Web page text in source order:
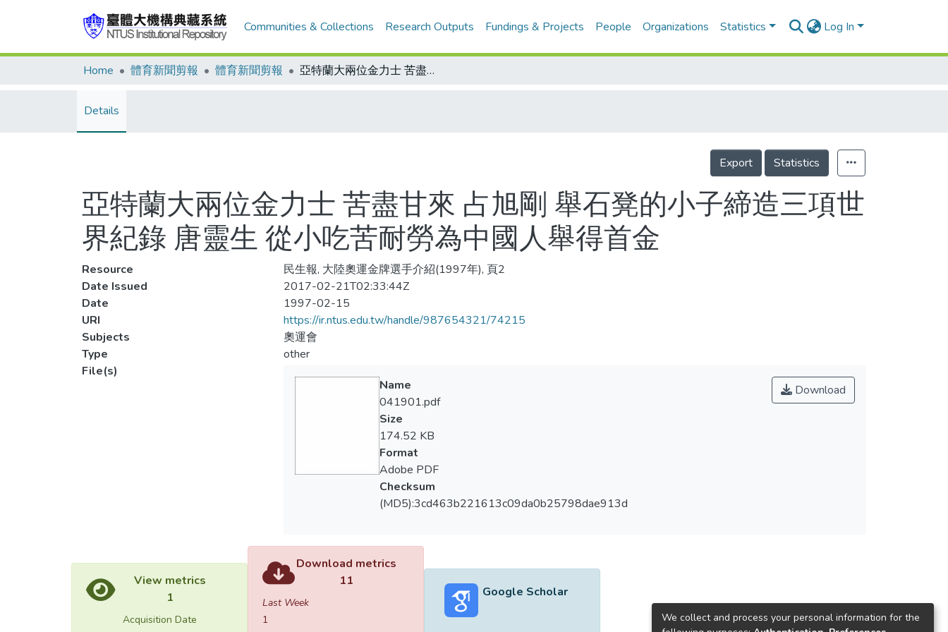
Communities & Collections Research Outputs Fundings & Projects People Organizations Statistics Log In
Home 體育新聞剪報 體育新聞剪報 亞特蘭大兩位金力士 苦盡甘來 占旭剛 舉石凳的小子締造三項世界紀錄 唐靈生 從小吃苦耐勞為中國人舉得首金
Details
Export Statistics
亞特蘭大兩位金力士 苦盡甘來 占旭剛 舉石凳的小子締造三項世
界紀錄 唐靈生 從小吃苦耐勞為中國人舉得首金
Resource
民生報, 大陸奧運金牌選手介紹(1997年), 頁2
Date Issued
2017-02-21T02:33:44Z
Date
1997-02-15
URI
https://ir.ntus.edu.tw/handle/987654321/74215
Subjects
奧運會
Type
other
File(s)
Download
Name
041901.pdf
Size
174.52 KB
Format
Adobe PDF
Checksum
(MD5):3cd463b221613c09da0b25798dae913d
View metrics
1
Acquisition Date
Download metrics
11
Last Week
1
Google Scholar
We collect and process your personal information for the